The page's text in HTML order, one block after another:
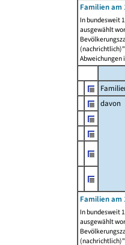
Familien am
In bundesweit
ausgewählt
Abweichungen
davon
Familien am
In bundesweit
ausgewählt